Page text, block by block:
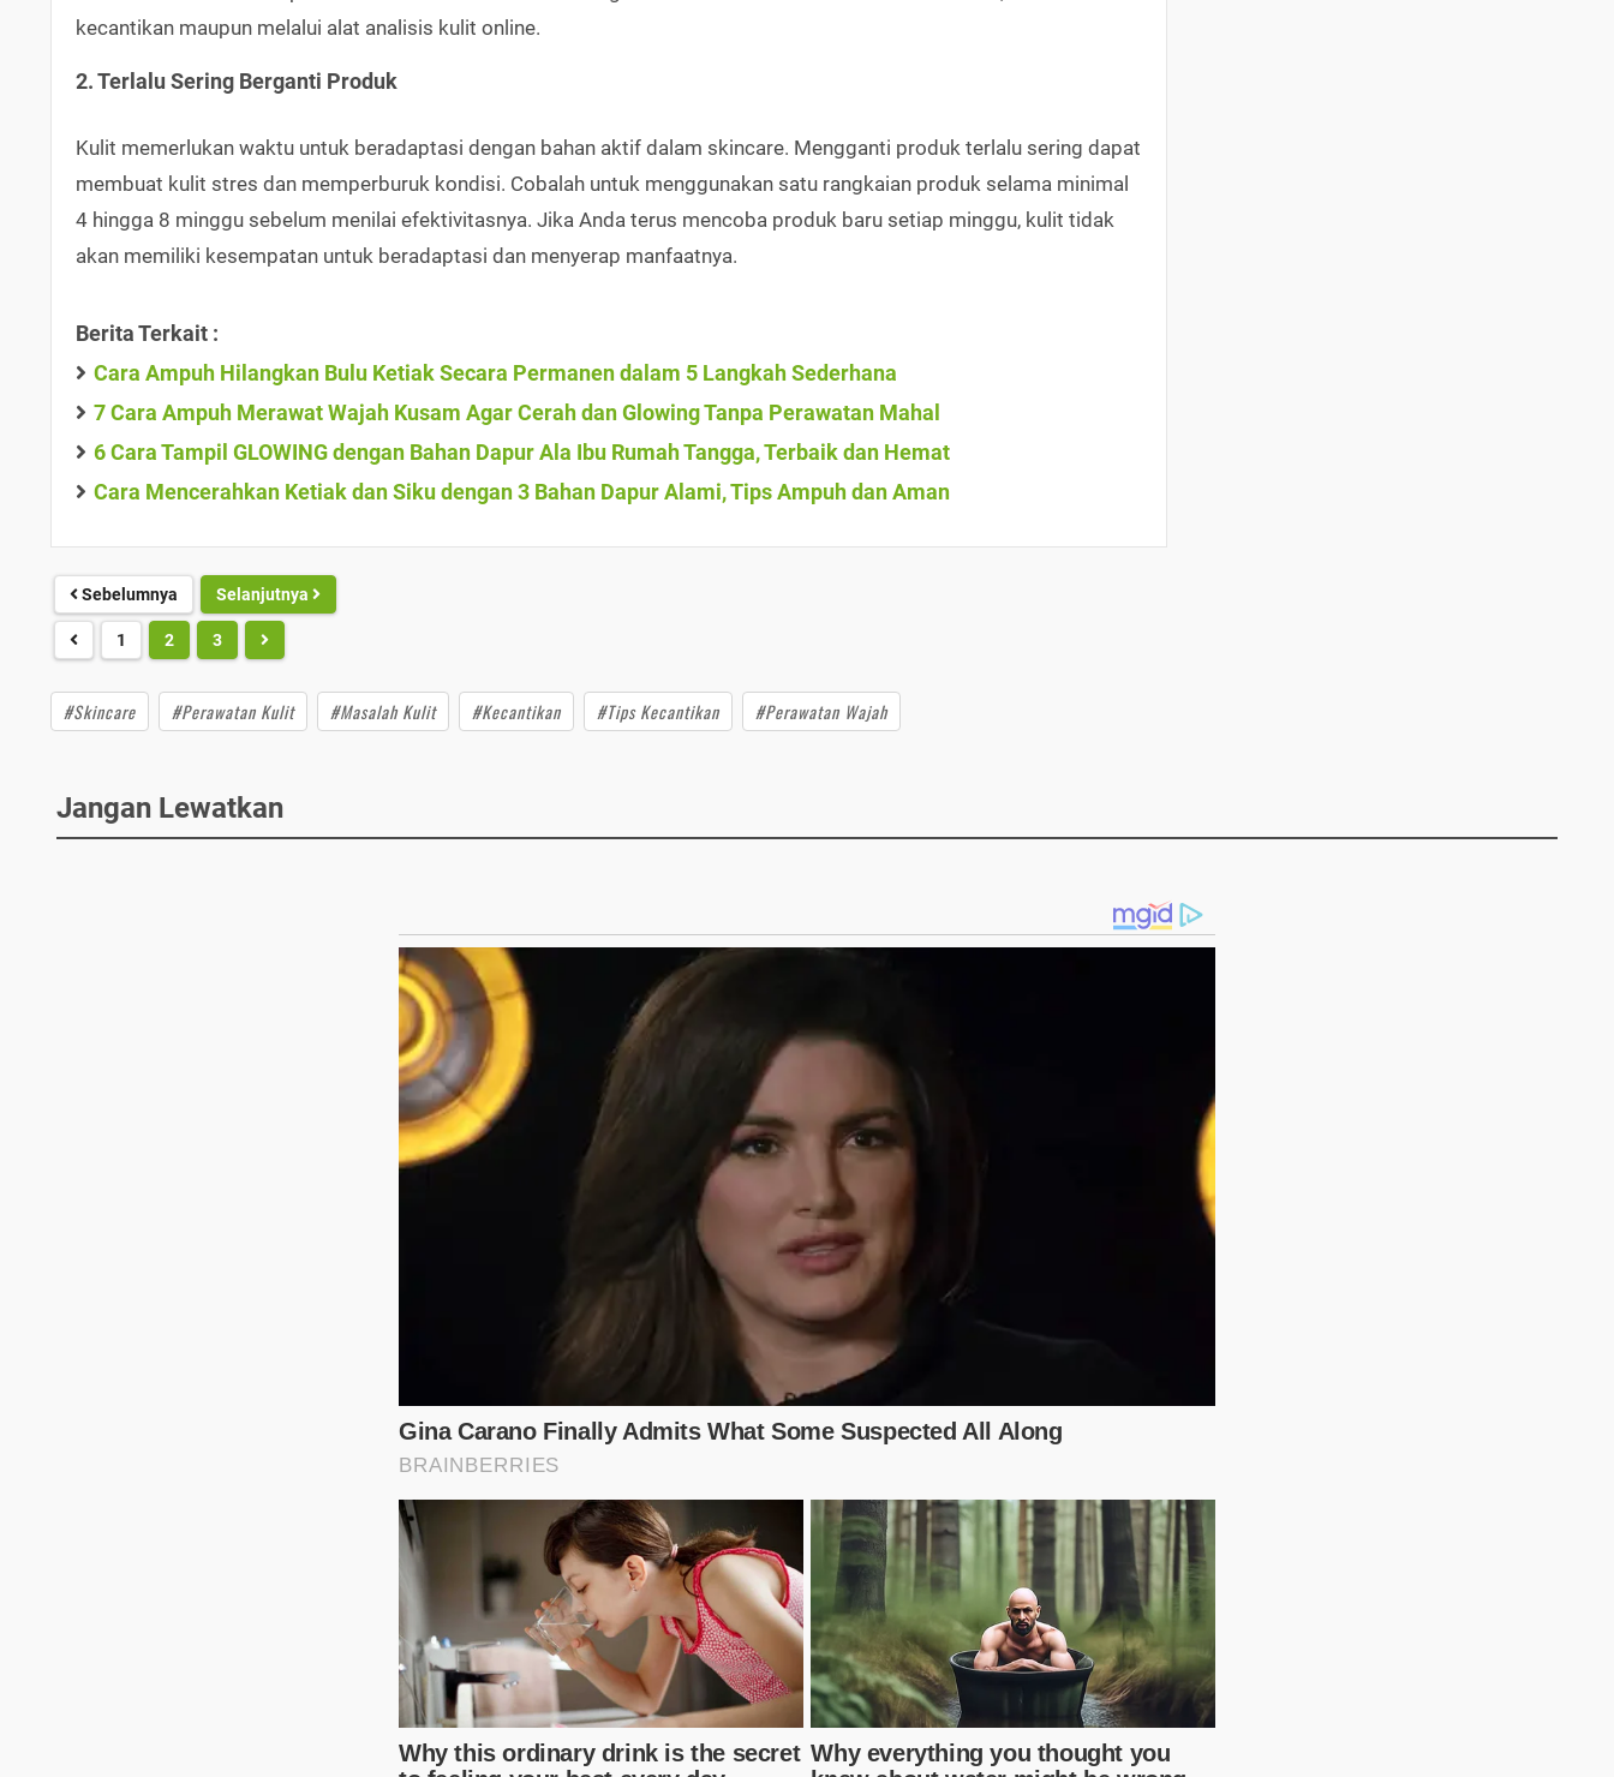
kecantikan maupun melalui alat analisis kulit online.
2. Terlalu Sering Berganti Produk
Kulit memerlukan waktu untuk beradaptasi dengan bahan aktif dalam skincare. Mengganti produk terlalu sering dapat
membuat kulit stres dan memperburuk kondisi. Cobalah untuk menggunakan satu rangkaian produk selama minimal
4 hingga 8 minggu sebelum menilai efektivitasnya. Jika Anda terus mencoba produk baru setiap minggu, kulit tidak
akan memiliki kesempatan untuk beradaptasi dan menyerap manfaatnya.
Berita Terkait :
Cara Ampuh Hilangkan Bulu Ketiak Secara Permanen dalam 5 Langkah Sederhana
7 Cara Ampuh Merawat Wajah Kusam Agar Cerah dan Glowing Tanpa Perawatan Mahal
6 Cara Tampil GLOWING dengan Bahan Dapur Ala Ibu Rumah Tangga, Terbaik dan Hemat
Cara Mencerahkan Ketiak dan Siku dengan 3 Bahan Dapur Alami, Tips Ampuh dan Aman
Sebelumnya Selanjutnya
1 2 3
#Skincare #Perawatan Kulit #Masalah Kulit #Kecantikan #Tips Kecantikan #Perawatan Wajah
Jangan Lewatkan